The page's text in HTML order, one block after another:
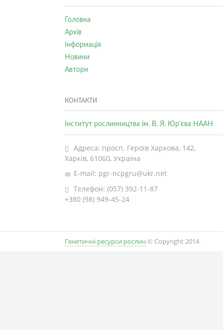
Головна
Архів
Інформація
Новини
Автори
КОНТАКТИ
Інститут рослинництва ім. В. Я. Юр’єва НААН
Адреса: просп. Героїв Харкова, 142,
Харків, 61060, Україна
E-mail: pgr-ncpgru@ukr.net
Телефон: (057) 392-11-87
+380 (98) 949-45-24
Генетичні ресурси рослин © Copyright 2014.